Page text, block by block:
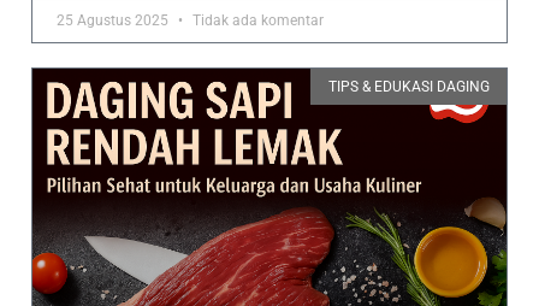
25 Agustus 2025 Tidak ada komentar
TIPS & EDUKASI DAGING